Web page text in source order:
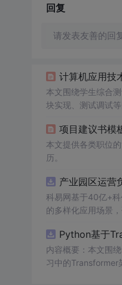
回复
请发表友善的回
计算机应用技
本文围绕学生综合
块实现、测试调试
项目建议书模
本文提供各类职位
历。
产业园区运营
科易网基于40亿+
的多样化应用场景
Python基于
内容概要：本文围
习中的Transformer